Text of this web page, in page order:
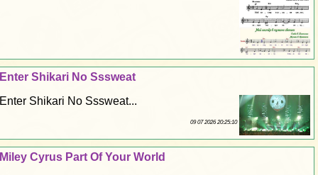
Enter Shikari No Sssweat
Enter Shikari No Sssweat...
09 07 2026 20:25:10
Miley Cyrus Part Of Your World